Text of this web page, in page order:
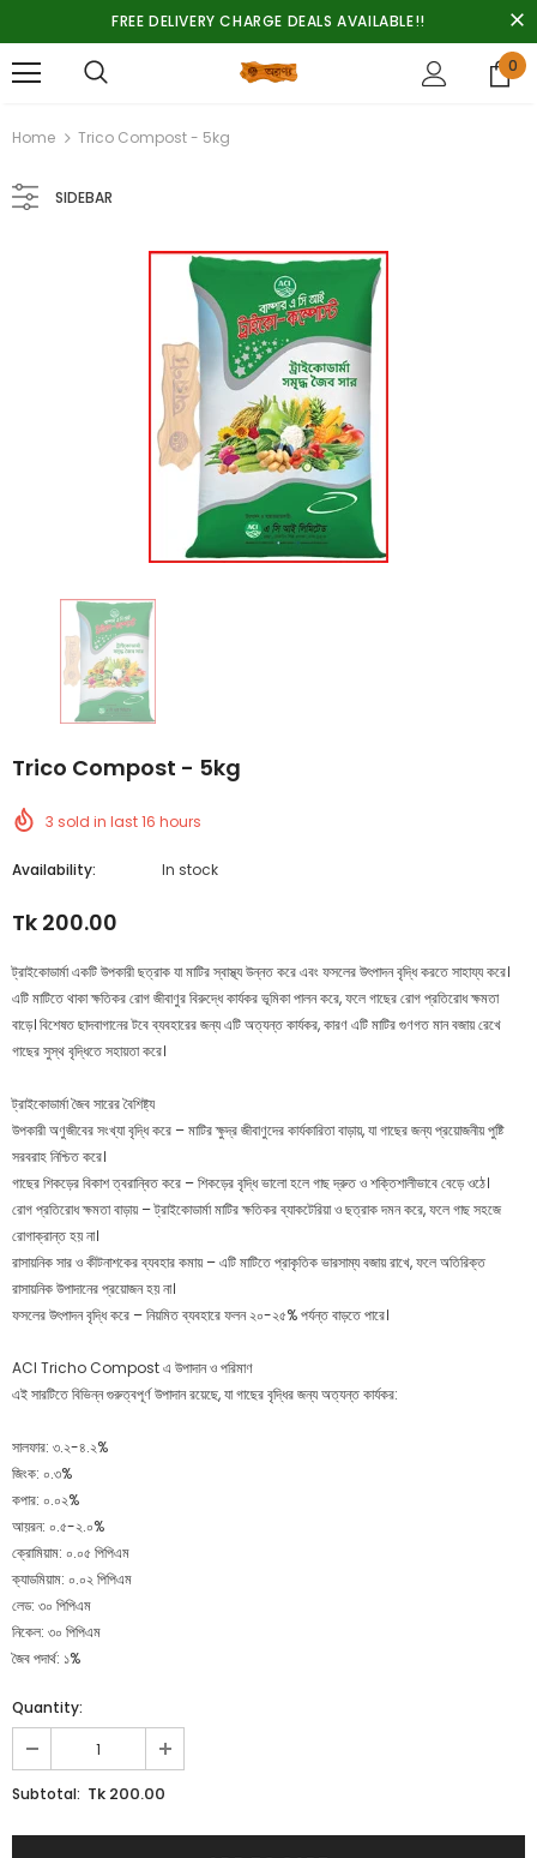
FREE DELIVERY CHARGE DEALS AVAILABLE!!
0
Home Trico Compost - 5kg
SIDEBAR
Trico Compost - 5kg
3 sold in last16 hours
Availability: In stock
Tk 200.00
ট্রাইকোডার্মা একটি উপকারী ছত্রাক যা মাটির স্বাস্থ্য উন্নত করে এবং ফসলের উৎপাদন বৃদ্ধি করতে সাহায্য করে।
এটি মাটিতে থাকা ক্ষতিকর রোগ জীবাণুর বিরুদ্ধে কার্যকর ভূমিকা পালন করে, ফলে গাছের রোগ প্রতিরোধ ক্ষমতা
বাড়ে। বিশেষত ছাদবাগানের টবে ব্যবহারের জন্য এটি অত্যন্ত কার্যকর, কারণ এটি মাটির গুণগত মান বজায় রেখে
গাছের সুস্থ বৃদ্ধিতে সহায়তা করে।
ট্রাইকোডার্মা জৈব সারের বৈশিষ্ট্য
উপকারী অণুজীবের সংখ্যা বৃদ্ধি করে – মাটির ক্ষুদ্র জীবাণুদের কার্যকারিতা বাড়ায়, যা গাছের জন্য প্রয়োজনীয় পুষ্টি
সরবরাহ নিশ্চিত করে।
গাছের শিকড়ের বিকাশ ত্বরান্বিত করে – শিকড়ের বৃদ্ধি ভালো হলে গাছ দ্রুত ও শক্তিশালীভাবে বেড়ে ওঠে।
রোগ প্রতিরোধ ক্ষমতা বাড়ায় – ট্রাইকোডার্মা মাটির ক্ষতিকর ব্যাকটেরিয়া ও ছত্রাক দমন করে, ফলে গাছ সহজে
রোগাক্রান্ত হয় না।
রাসায়নিক সার ও কীটনাশকের ব্যবহার কমায় – এটি মাটিতে প্রাকৃতিক ভারসাম্য বজায় রাখে, ফলে অতিরিক্ত
রাসায়নিক উপাদানের প্রয়োজন হয় না।
ফসলের উৎপাদন বৃদ্ধি করে – নিয়মিত ব্যবহারে ফলন ২০-২৫% পর্যন্ত বাড়তে পারে।
ACI Tricho Compost এ উপাদান ও পরিমাণ
এই সারটিতে বিভিন্ন গুরুত্বপূর্ণ উপাদান রয়েছে, যা গাছের বৃদ্ধির জন্য অত্যন্ত কার্যকর:
সালফার: ৩.২-৪.২%
জিংক: ০.৩%
কপার: ০.০২%
আয়রন: ০.৫-২.০%
ক্রোমিয়াম: ০.০৫ পিপিএম
ক্যাডমিয়াম: ০.০২ পিপিএম
লেড: ৩০ পিপিএম
নিকেল: ৩০ পিপিএম
জৈব পদার্থ: ১%
Quantity:
Subtotal: Tk 200.00